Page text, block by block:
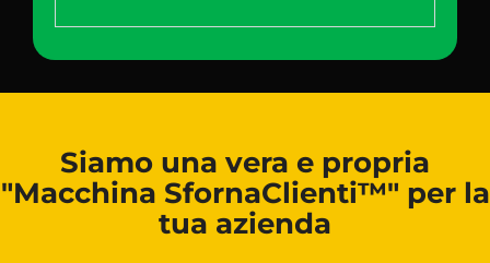
Siamo una vera e propria
"Macchina SfornaClienti™" per la
tua azienda